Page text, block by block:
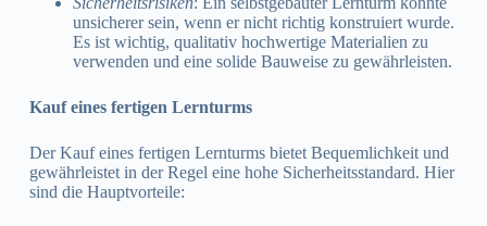
unsicherer sein, wenn er nicht richtig konstruiert wurde.
Es ist wichtig, qualitativ hochwertige Materialien zu
verwenden und eine solide Bauweise zu gewährleisten.
Kauf eines fertigen Lernturms
Der Kauf eines fertigen Lernturms bietet Bequemlichkeit und
gewährleistet in der Regel eine hohe Sicherheitsstandard. Hier
sind die Hauptvorteile: